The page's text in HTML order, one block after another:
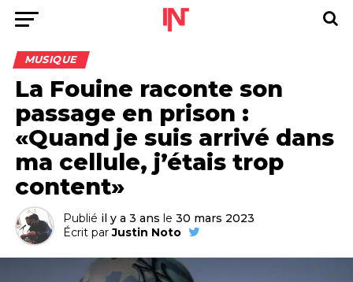
MUSIQUE
La Fouine raconte son
passage en prison :
«Quand je suis arrivé dans
ma cellule, j’étais trop
content»
Publié il y a 3 ans le 30 mars 2023
Écrit par Justin Noto